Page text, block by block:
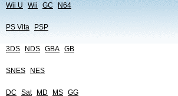
Wii U Wii GC N64
PS Vita PSP
3DS NDS GBA GB
SNES NES
DC Sat MD MS GG